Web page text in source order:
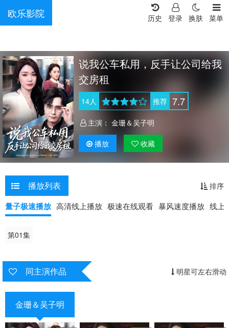
欧乐影院 菜单
换肤
登录
历史
说我公车私用，反手让公司给我
交房租
14人 推荐 7.7
主演： 金珊＆吴子明
播放 收藏
播放列表 排序
量子极速播放 高清线上播放 极速在线观看 暴风速度播放 线上
第01集
同主演作品 明星可左右滑动
金珊＆吴子明